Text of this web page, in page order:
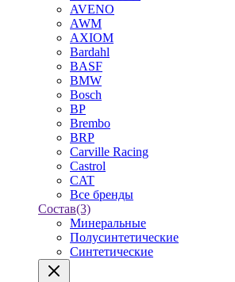
AVENO
AWM
AXIOM
Bardahl
BASF
BMW
Bosch
BP
Brembo
BRP
Carville Racing
Castrol
CAT
Все бренды
Состав(3)
Минеральные
Полусинтетические
Синтетические